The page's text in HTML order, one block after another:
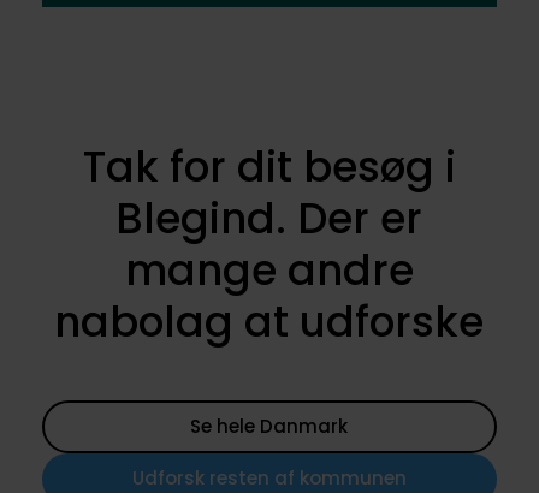
Tak for dit besøg i
Blegind. Der er
mange andre
nabolag at udforske
Se hele Danmark
Udforsk resten af kommunen